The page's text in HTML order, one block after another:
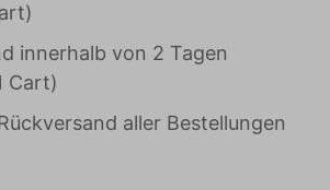
innerhalb von 2 Tagen
Cart)
aller Bestellungen